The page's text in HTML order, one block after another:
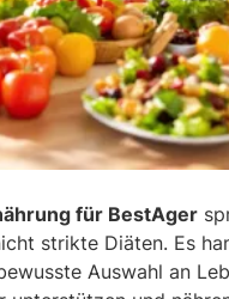
für BestAger
strikte Diäten. Es
Auswahl an